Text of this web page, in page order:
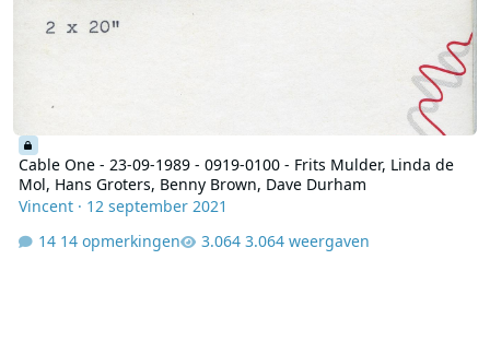
Cable One - 23-09-1989 - 0919-0100 - Frits Mulder, Linda de
Mol, Hans Groters, Benny Brown, Dave Durham
Vincent· 12 september 2021
14 opmerkingen
3.064 weergaven